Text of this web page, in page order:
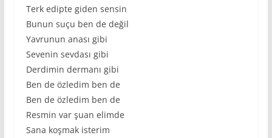
Terk edipte giden sensin
Bunun suçu ben de değil
Yavrunun anası gibi
Sevenin sevdası gibi
Derdimin dermanı gibi
Ben de özledim ben de
Ben de özledim ben de
Resmin var şuan elimde
Sana koşmak isterim